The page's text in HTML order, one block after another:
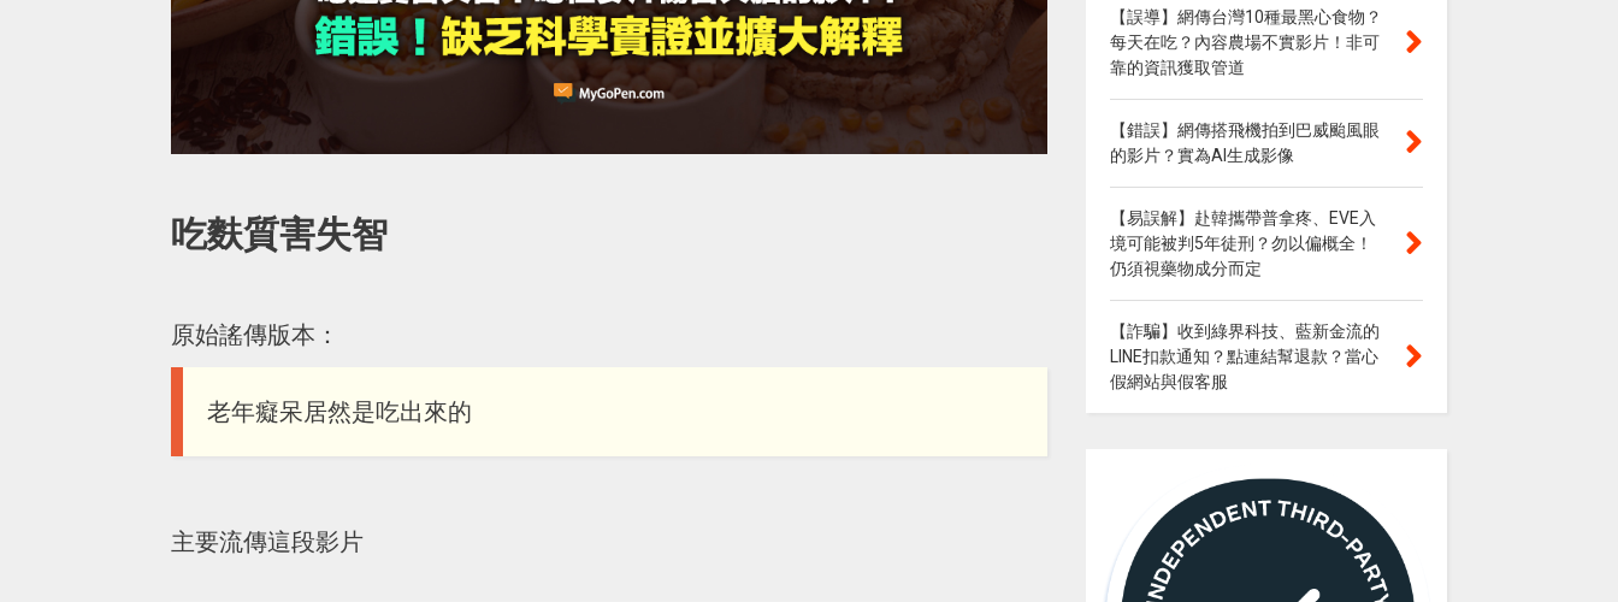
吃麩質害失智
原始謠傳版本：
老年癡呆居然是吃出來的
主要流傳這段影片
【誤導】網傳台灣10種最黑心食物？
每天在吃？內容農場不實影片！非可
靠的資訊獲取管道
【錯誤】網傳搭飛機拍到巴威颱風眼
的影片？實為AI生成影像
【易誤解】赴韓攜帶普拿疼、EVE入
境可能被判5年徒刑？勿以偏概全！
仍須視藥物成分而定
【詐騙】收到綠界科技、藍新金流的
LINE扣款通知？點連結幫退款？當心
假網站與假客服